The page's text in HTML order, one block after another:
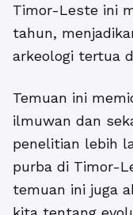
Timor-Leste ini
tahun,
arkeologi tertua
Temuan ini
ilmuwan dan
penelitian lebih
purba di Timor-
temuan ini juga